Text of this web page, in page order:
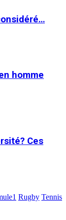
homme
Ces
Rugby Tennis